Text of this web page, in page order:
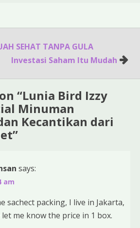
SEHAT TANPA GULA
Investasi Saham Itu Mudah
“Lunia Bird Izzy
Minuman
Kecantikan dari
”
says:
am
sachect packing, I live in Jakarta,
let me know the price in 1 box.